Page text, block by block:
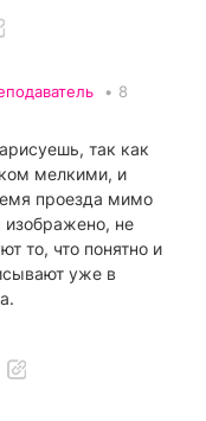
• 8
так как
мелкими, и
проезда мимо
изображено, не
то, что понятно и
уже в